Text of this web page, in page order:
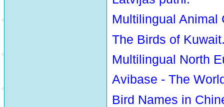
Multilingual Animal
The Birds of
Multilingual North
Avibase - The
Bird Names in